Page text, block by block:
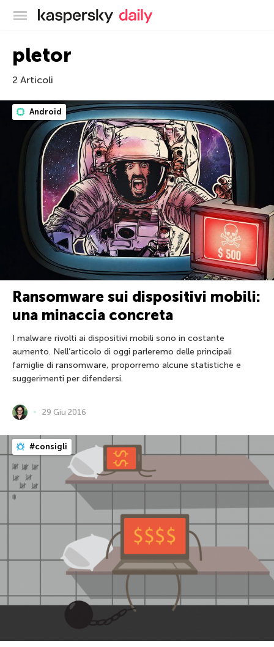
Blog ufficiale di Kaspersky
pletor
2 Articoli
Android
Ransomware sui dispositivi mobili:
una minaccia concreta
I malware rivolti ai dispositivi mobili sono in costante
aumento. Nell’articolo di oggi parleremo delle principali
famiglie di ransomware, proporremo alcune statistiche e
suggerimenti per difendersi.
29 Giu 2016
#consigli